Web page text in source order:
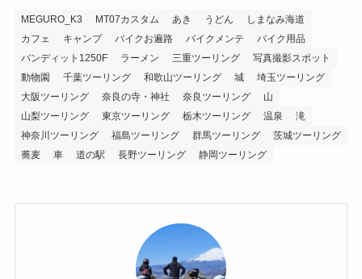
MEGURO_K3 MT07カスタム あき うどん
しまなみ海道
カフェ
キャンプ バイクお遍路 バイクメンテ
バイク用品
バンディット1250F
ラーメン 三重ツーリング
写真撮影スポット
動物園
千葉ツーリング 和歌山ツーリング 城
埼玉ツーリング
大阪ツーリング
奈良の寺・神社 奈良ツーリング
山
山梨ツーリング
東京ツーリング 栃木ツーリング 温泉
滝
神奈川ツーリング
福島ツーリング 群馬ツーリング
茨城ツーリング
蕎麦
車 道の駅 長野ツーリング 静岡ツーリング